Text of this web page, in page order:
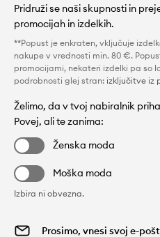
Pridruži se naši skupnosti in
promocijah in izdelkih.
**Popust je enkraten, vključuje
nakupe v vrednosti min. 80 €.
promocijami, nekateri izdelki pa so
podrobnosti glej stran: izključitve iz
Želimo, da v tvoj nabiralnik
Povej, ali te zanima:
Ženska moda
Moška moda
Izbira ni obvezna.